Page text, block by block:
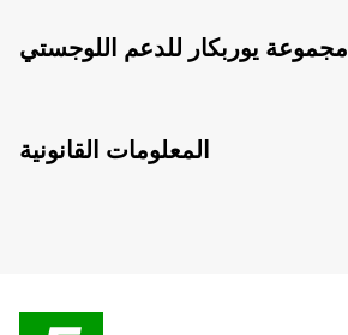
مجموعة يوربكار للدعم اللوجستي
المعلومات القانونية